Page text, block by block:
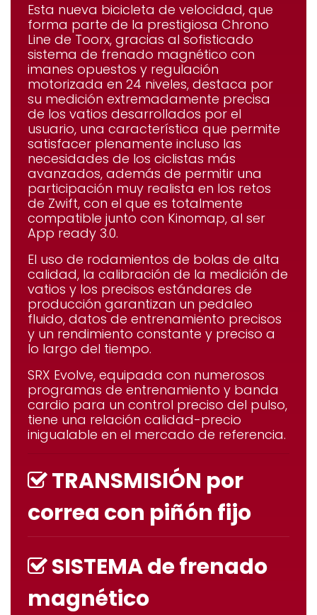
Esta nueva bicicleta de velocidad, que
forma parte de la prestigiosa Chrono
Line de Toorx, gracias al sofisticado
sistema de frenado magnético con
imanes opuestos y regulación
motorizada en 24 niveles, destaca por
su medición extremadamente precisa
de los vatios desarrollados por el
usuario, una característica que permite
satisfacer plenamente incluso las
necesidades de los ciclistas más
avanzados, además de permitir una
participación muy realista en los retos
de Zwift, con el que es totalmente
compatible junto con Kinomap, al ser
App ready 3.0.
El uso de rodamientos de bolas de alta
calidad, la calibración de la medición de
vatios y los precisos estándares de
producción garantizan un pedaleo
fluido, datos de entrenamiento precisos
y un rendimiento constante y preciso a
lo largo del tiempo.
SRX Evolve, equipada con numerosos
programas de entrenamiento y banda
cardio para un control preciso del pulso,
tiene una relación calidad-precio
inigualable en el mercado de referencia.
TRANSMISIÓN por
correa con piñón fijo
SISTEMA de frenado
magnético